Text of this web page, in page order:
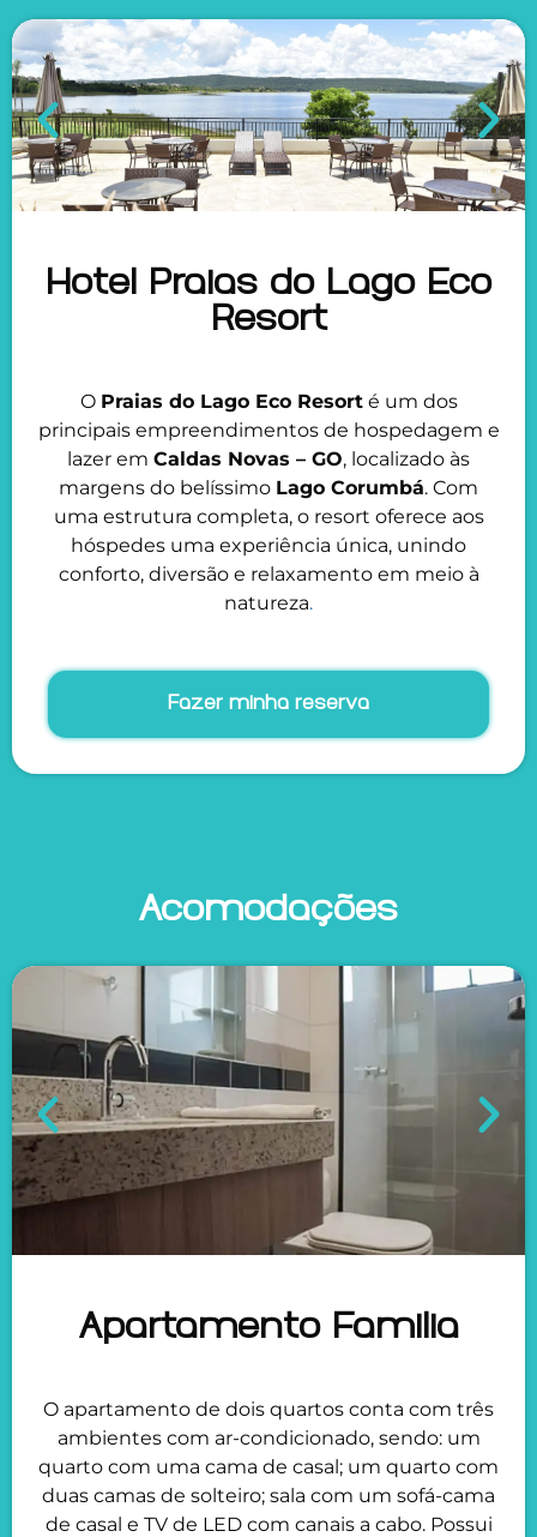
Hotel Praias do Lago Eco
Resort
O Praias do Lago Eco Resorté um dos
principais empreendimentos de hospedagem e
lazer em Caldas Novas – GO, localizado às
margens do belíssimo Lago Corumbá. Com
uma estrutura completa, o resort oferece aos
hóspedes uma experiência única, unindo
conforto, diversão e relaxamento em meio à
natureza.
Fazer minha reserva
Acomodações
Apartamento Familia
O apartamento de dois quartos conta com três
ambientes com ar-condicionado, sendo: um
quarto com uma cama de casal; um quarto com
duas camas de solteiro; sala com um sofá-cama
de casal e TV de LED com canais a cabo. Possui